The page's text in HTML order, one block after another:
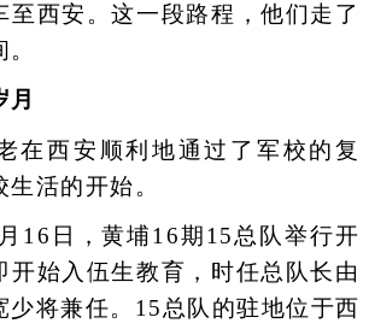
至西安。这一段路程，他们走了
西安顺利地通过了军校的复
活的开始。
日，黄埔16期15总队举行开
开始入伍生教育，时任总队长由
少将兼任。15总队的驻地位于西